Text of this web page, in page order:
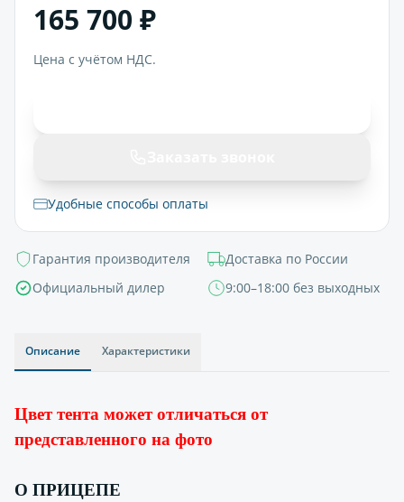
165 700 ₽
Цена с учётом НДС.
Удобные способы оплаты
Гарантия производителя
Доставка по России
Официальный дилер
9:00–18:00 без выходных
Описание Характеристики
Цвет тента может отличаться от
представленного на фото
О ПРИЦЕПЕ